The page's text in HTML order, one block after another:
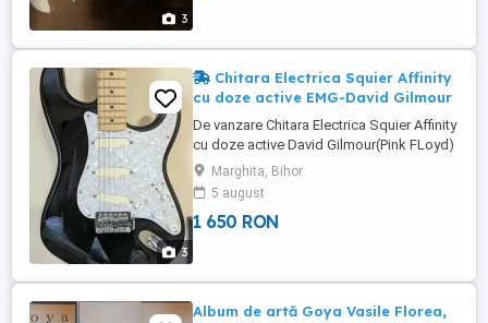
3
3
Chitara Electrica Squier Affinity
cu doze active EMG-David Gilmour
De vanzare Chitara Electrica Squier Affinity
cu doze active David Gilmour(Pink FLoyd)
EMG-DG20 Dozele sunt instalate de un
profesionist din Austria. Chitara arata si
suna exceptional,din parerea mea suna
mai bine decat o chitara original Fender
Marghita, Bihor
5 august
1 650 RON
Album de artă Goya Vasile Florea,